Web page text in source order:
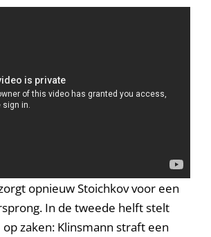
opnieuw Stoichkov voor een
In de tweede helft stelt
zaken: Klinsmann straft een